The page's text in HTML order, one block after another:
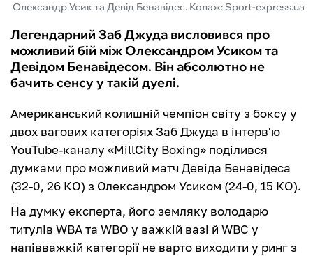
Олександр Усик та Девід Бенавідес. Колаж: Sport-express.ua
Легендарний Заб Джуда висловився про
можливий бій між Олександром Усиком та
Девідом Бенавідесом. Він абсолютно не
бачить сенсу у такій дуелі.
Американський колишній чемпіон світу з боксу у
двох вагових категоріях Заб Джуда в інтерв'ю
YouTube-каналу «MillCity Boxing» поділився
думками про можливий матч Девіда Бенавідеса
(32-0, 26 КО) з Олександром Усиком (24-0, 15 КО).
На думку експерта, його земляку володарю
титулів WBA та WBO у важкій вазі й WBC у
напівважкій категорії не варто виходити у ринг з